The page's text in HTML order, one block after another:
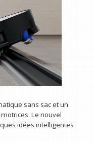
sans sac et un
Le nouvel
idées intelligentes